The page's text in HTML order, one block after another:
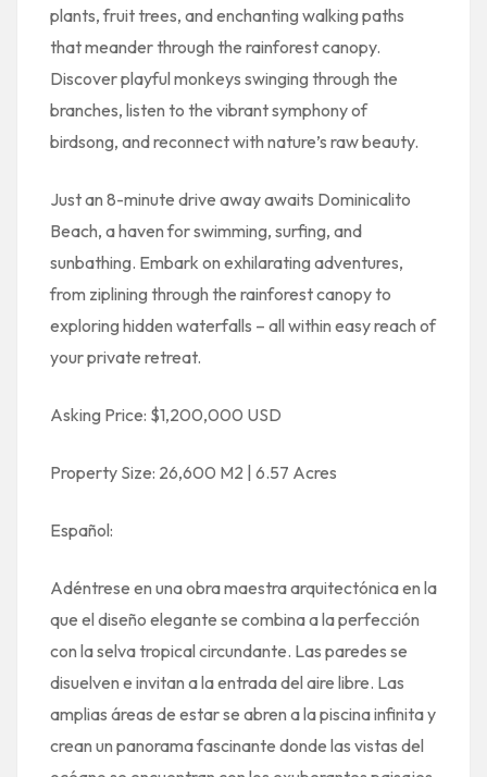
plants, fruit trees, and enchanting walking paths
that meander through the rainforest canopy.
Discover playful monkeys swinging through the
branches, listen to the vibrant symphony of
birdsong, and reconnect with nature’s raw beauty.
Just an 8-minute drive away awaits Dominicalito
Beach, a haven for swimming, surfing, and
sunbathing. Embark on exhilarating adventures,
from ziplining through the rainforest canopy to
exploring hidden waterfalls – all within easy reach of
your private retreat.
Asking Price: $1,200,000 USD
Property Size: 26,600 M2 | 6.57 Acres
Español:
Adéntrese en una obra maestra arquitectónica en la
que el diseño elegante se combina a la perfección
con la selva tropical circundante. Las paredes se
disuelven e invitan a la entrada del aire libre. Las
amplias áreas de estar se abren a la piscina infinita y
crean un panorama fascinante donde las vistas del